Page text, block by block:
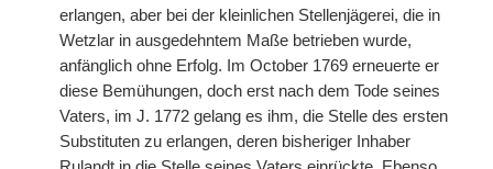
erlangen, aber bei der kleinlichen Stellenjägerei, die in
Wetzlar in ausgedehntem Maße betrieben wurde,
anfänglich ohne Erfolg. Im October 1769 erneuerte er
diese Bemühungen, doch erst nach dem Tode seines
Vaters, im J. 1772 gelang es ihm, die Stelle des ersten
Substituten zu erlangen, deren bisheriger Inhaber